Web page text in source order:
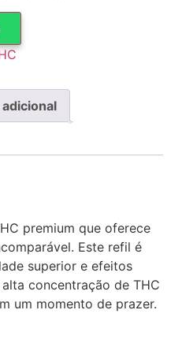
premium que oferece
Este refil é
superior e efeitos
concentração de THC
um momento de prazer.